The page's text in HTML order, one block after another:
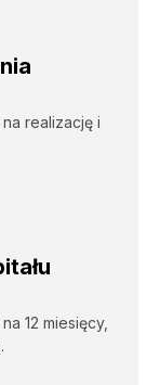
na realizację i
12 miesięcy,